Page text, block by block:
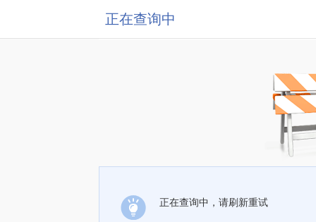
正在查询中
正在查询中，请刷新重试